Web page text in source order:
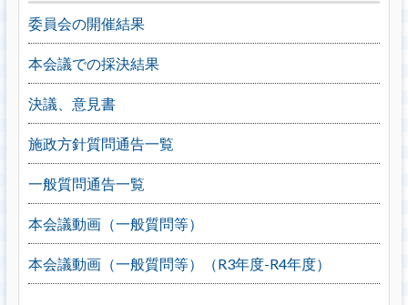
委員会の開催結果
本会議での採決結果
決議、意見書
施政方針質問通告一覧
一般質問通告一覧
本会議動画（一般質問等）
本会議動画（一般質問等）（R3年度-R4年度）